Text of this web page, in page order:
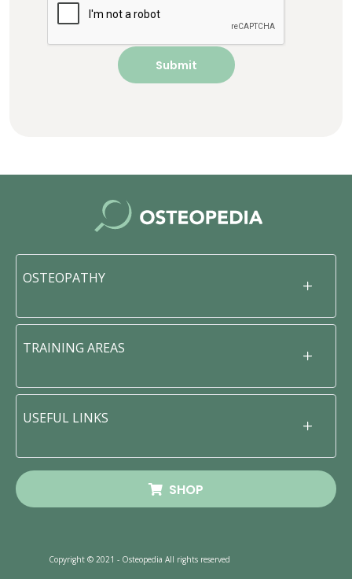
OSTEOPATHY
TRAINING AREAS
USEFUL LINKS
SHOP
Copyright © 2021 - Osteopedia All rights reserved